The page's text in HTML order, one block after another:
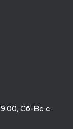
Сб-Вс с